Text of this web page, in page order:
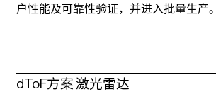
户性能及可靠性验证，并进入批量生产。
dToF方案 激光雷达